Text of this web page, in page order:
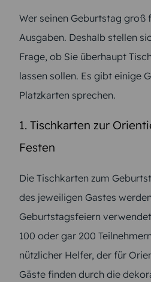
Wer seinen Geburtstag groß
Ausgaben. Deshalb stellen
Frage, ob Sie überhaupt
lassen sollen. Es gibt einige
Platzkarten sprechen.
1. Tischkarten zur
Festen
Die Tischkarten zum
des jeweiligen Gastes
Geburtstagsfeiern
100 oder gar 200
nützlicher Helfer, der für
Gäste finden durch die